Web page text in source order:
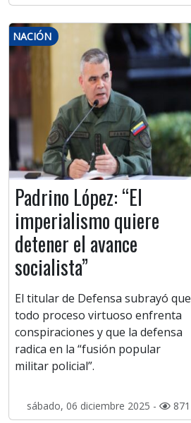
NACIÓN
Padrino López: “El
imperialismo quiere
detener el avance
socialista”
El titular de Defensa subrayó que
todo proceso virtuoso enfrenta
conspiraciones y que la defensa
radica en la “fusión popular
militar policial”.
sábado, 06 diciembre 2025 - 871